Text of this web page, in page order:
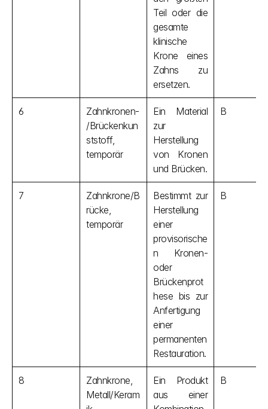
Teil oder die
gesamte
klinische
Krone eines
Zahns zu
ersetzen.
6
Zahnkronen-
/Brückenkun
ststoff,
temporär
Ein Material
zur
Herstellung
von Kronen
und Brücken.
B
7
Zahnkrone/B
rücke,
temporär
Bestimmt zur
Herstellung
einer
provisorische
n Kronen-
oder
Brückenprot
hese bis zur
Anfertigung
einer
permanenten
Restauration.
B
8
Zahnkrone,
Metall/Keram
Ein Produkt
aus einer
B